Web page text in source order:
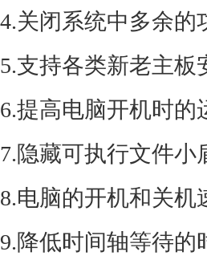
4.关闭系统中多余的
5.支持各类新老主板
6.提高电脑开机时的
7.隐藏可执行文件小
8.电脑的开机和关
9.降低时间轴等待的